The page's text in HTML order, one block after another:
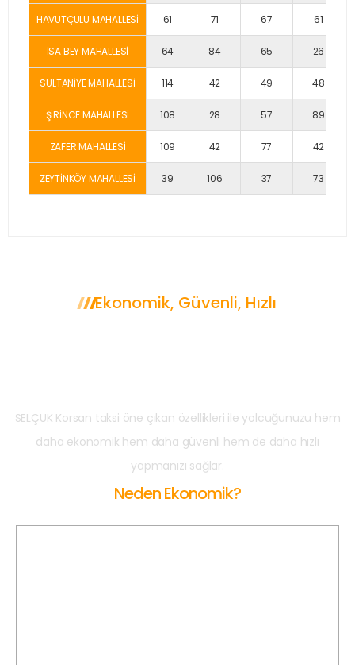
HAVUTÇULU MAHALLESİ 61 71 67 61
İSA BEY MAHALLESİ 64 84 65 26
SULTANİYE MAHALLESİ 114 42 49 48
ŞİRİNCE MAHALLESİ 108 28 57 89
ZAFER MAHALLESİ 109 42 77 42
ZEYTİNKÖY MAHALLESİ 39 106 37 73
Ekonomik, Güvenli, Hızlı
SELÇUK Korsan taksi öne çıkan özellikleri ile yolcuğunuzu hem
daha ekonomik hem daha güvenli hem de daha hızlı
yapmanızı sağlar.
Neden Ekonomik?